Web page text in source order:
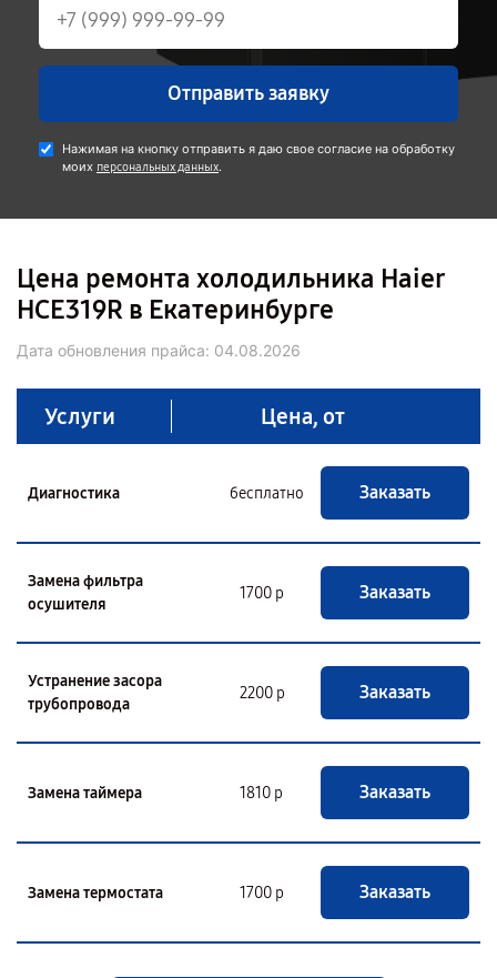
Отправить заявку
Нажимая на кнопку отправить я даю свое согласие на обработку
моих персональных данных.
Цена ремонта холодильника Haier
HCE319R в Екатеринбурге
Дата обновления прайса: 04.08.2026
Услуги Цена, от
Диагностика бесплатно Заказать
Замена фильтра
осушителя
1700 р Заказать
Устранение засора
трубопровода
2200 р Заказать
Замена таймера 1810 р Заказать
Замена термостата 1700 р Заказать